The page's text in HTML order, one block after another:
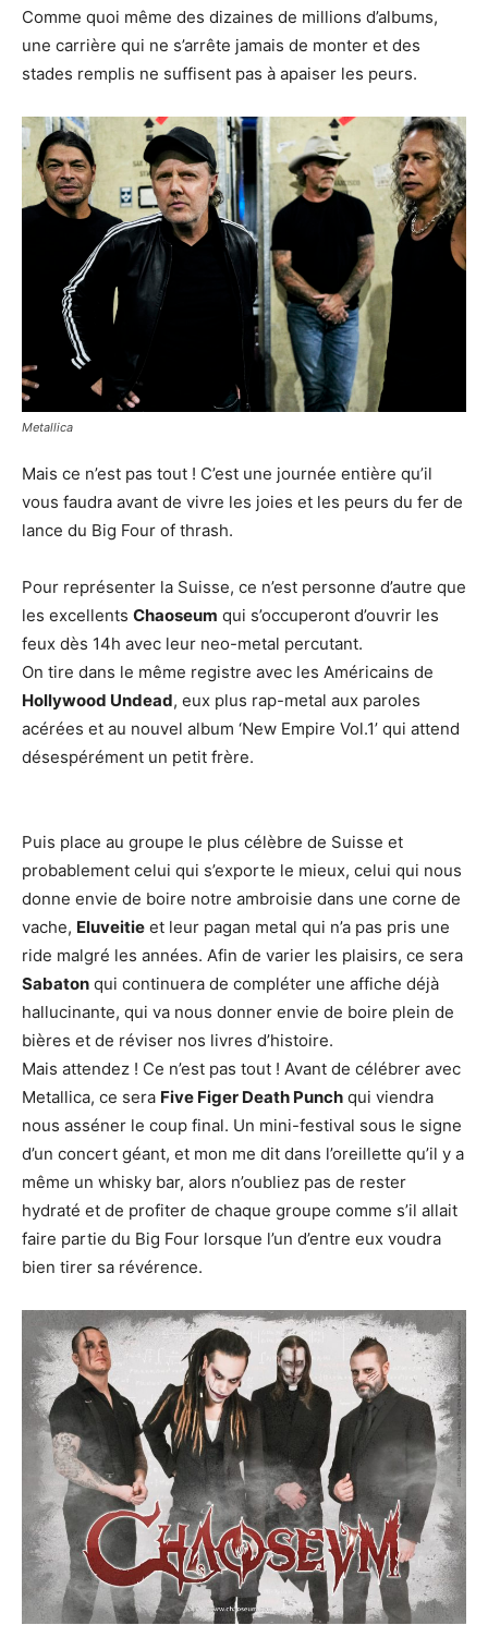
Comme quoi même des dizaines de millions d’albums,
une carrière qui ne s’arrête jamais de monter et des
stades remplis ne suffisent pas à apaiser les peurs.
Metallica
Mais ce n’est pas tout ! C’est une journée entière qu’il
vous faudra avant de vivre les joies et les peurs du fer de
lance du Big Four of thrash.
Pour représenter la Suisse, ce n’est personne d’autre que
les excellents Chaoseum qui s’occuperont d’ouvrir les
feux dès 14h avec leur neo-metal percutant.
On tire dans le même registre avec les Américains de
Hollywood Undead, eux plus rap-metal aux paroles
acérées et au nouvel album ‘New Empire Vol.1’ qui attend
désespérément un petit frère.
Puis place au groupe le plus célèbre de Suisse et
probablement celui qui s’exporte le mieux, celui qui nous
donne envie de boire notre ambroisie dans une corne de
vache, Eluveitie et leur pagan metal qui n’a pas pris une
ride malgré les années. Afin de varier les plaisirs, ce sera
Sabaton qui continuera de compléter une affiche déjà
hallucinante, qui va nous donner envie de boire plein de
bières et de réviser nos livres d’histoire.
Mais attendez ! Ce n’est pas tout ! Avant de célébrer avec
Metallica, ce sera Five Figer Death Punch qui viendra
nous asséner le coup final. Un mini-festival sous le signe
d’un concert géant, et mon me dit dans l’oreillette qu’il y a
même un whisky bar, alors n’oubliez pas de rester
hydraté et de profiter de chaque groupe comme s’il allait
faire partie du Big Four lorsque l’un d’entre eux voudra
bien tirer sa révérence.